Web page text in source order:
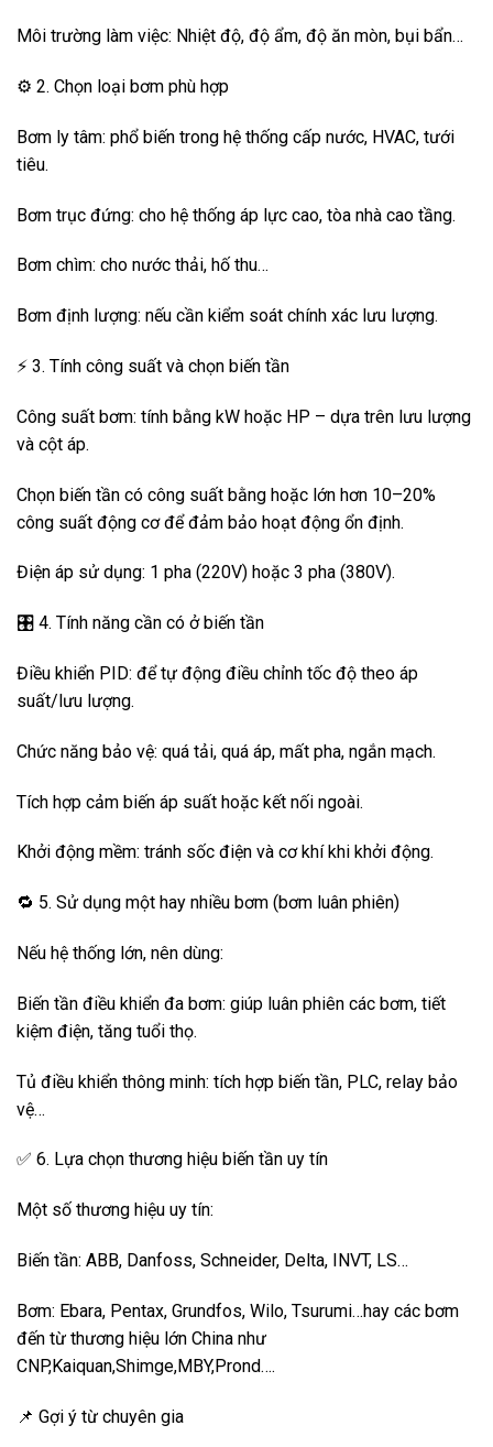
Môi trường làm việc: Nhiệt độ, độ ẩm, độ ăn mòn, bụi bẩn…
⚙️ 2. Chọn loại bơm phù hợp
Bơm ly tâm: phổ biến trong hệ thống cấp nước, HVAC, tưới
tiêu.
Bơm trục đứng: cho hệ thống áp lực cao, tòa nhà cao tầng.
Bơm chìm: cho nước thải, hố thu…
Bơm định lượng: nếu cần kiểm soát chính xác lưu lượng.
⚡ 3. Tính công suất và chọn biến tần
Công suất bơm: tính bằng kW hoặc HP – dựa trên lưu lượng
và cột áp.
Chọn biến tần có công suất bằng hoặc lớn hơn 10–20%
công suất động cơ để đảm bảo hoạt động ổn định.
Điện áp sử dụng: 1 pha (220V) hoặc 3 pha (380V).
🎛️ 4. Tính năng cần có ở biến tần
Điều khiển PID: để tự động điều chỉnh tốc độ theo áp
suất/lưu lượng.
Chức năng bảo vệ: quá tải, quá áp, mất pha, ngắn mạch.
Tích hợp cảm biến áp suất hoặc kết nối ngoài.
Khởi động mềm: tránh sốc điện và cơ khí khi khởi động.
🔁 5. Sử dụng một hay nhiều bơm (bơm luân phiên)
Nếu hệ thống lớn, nên dùng:
Biến tần điều khiển đa bơm: giúp luân phiên các bơm, tiết
kiệm điện, tăng tuổi thọ.
Tủ điều khiển thông minh: tích hợp biến tần, PLC, relay bảo
vệ…
✅ 6. Lựa chọn thương hiệu biến tần uy tín
Một số thương hiệu uy tín:
Biến tần: ABB, Danfoss, Schneider, Delta, INVT, LS…
Bơm: Ebara, Pentax, Grundfos, Wilo, Tsurumi…hay các bơm
đến từ thương hiệu lớn China như
CNP,Kaiquan,Shimge,MBY,Prond….
📌 Gợi ý từ chuyên gia